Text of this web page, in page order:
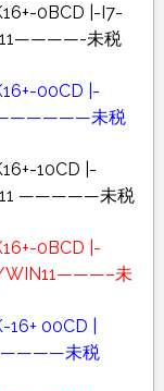
0BCD |-I7-
未税
00CD |-
未税
10CD |-
—————未税
0BCD |-
WIN11———–未
00CD |
未税